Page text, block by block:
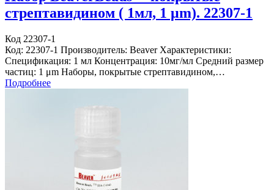
стрептавидином ( 1мл, 1 μm). 22307-1
Код 22307-1
Код: 22307-1 Производитель: Beaver Характеристики:
Спецификация: 1 мл Концентрация: 10мг/мл Средний размер
частиц: 1 μm Наборы, покрытые стрептавидином,…
Подробнее